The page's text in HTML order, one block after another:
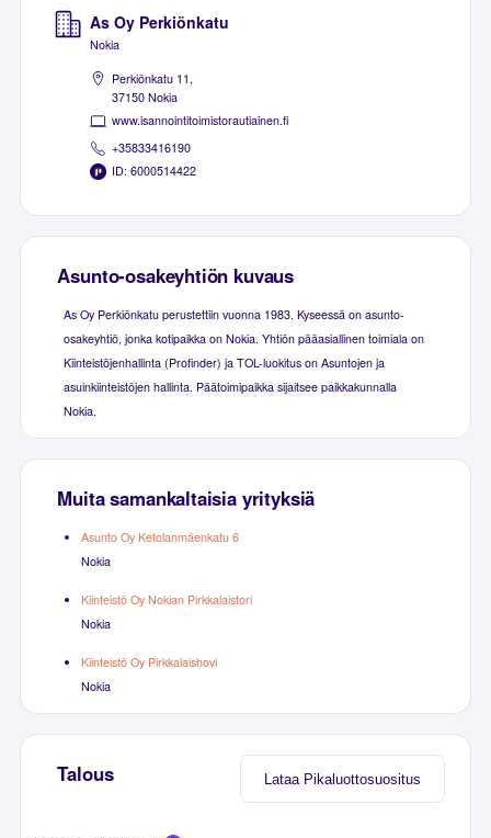
As Oy Perkiönkatu
Nokia
Perkiönkatu 11,
37150 Nokia
www.isannointitoimistorautiainen.fi
+35833416190
ID: 6000514422
Asunto-osakeyhtiön kuvaus
As Oy Perkiönkatu perustettiin vuonna 1983. Kyseessä on asunto-
osakeyhtiö, jonka kotipaikka on Nokia. Yhtiön pääasiallinen toimiala on
Kiinteistöjenhallinta (Profinder) ja TOL-luokitus on Asuntojen ja
asuinkiinteistöjen hallinta. Päätoimipaikka sijaitsee paikkakunnalla
Nokia.
Muita samankaltaisia yrityksiä
Asunto Oy Ketolanmäenkatu 6
Nokia
Kiinteistö Oy Nokian Pirkkalaistori
Nokia
Kiinteistö Oy Pirkkalaishovi
Nokia
Lataa Pikaluottosuositus
Talous